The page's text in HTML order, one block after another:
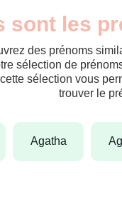
sont les
des prénoms
sélection de
sélection vous
trouver le
agatha